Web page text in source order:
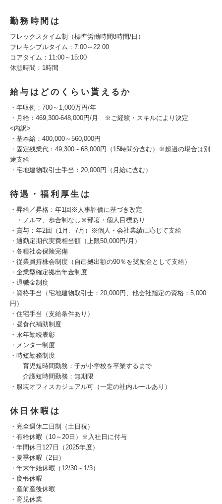
勤務時間は
フレックスタイム制（標準労働時間8時間/日）
フレキシブルタイム：7:00～22:00
コアタイム：11:00～15:00
休憩時間：1時間
給与はどのくらい貰えるか
・年収例：700～1,000万円/年
・月給：469,300-648,000円/月 ※ご経験・スキルにより決定
<内訳>
・基本給：400,000～560,000円
・固定残業代：49,300～68,000円（15時間分含む）※超過の場合は別
途支給
・宅地建物取引士手当：20,000円（月給に含む）
待遇・福利厚生は
・昇給／昇格：年1回※人事評価に基づき改定
・ノルマ、歩合制なし※部署・個人目標あり
・賞与：年2回（1月、7月）※個人・会社業績に応じて支給
・通勤定期代実費相当額（上限50,000円/月）
・各種社会保険完備
・従業員持株会制度（自己拠出額の90％を奨励金として支給）
・企業型確定拠出年金制度
・退職金制度
・資格手当（宅地建物取引士：20,000円、他会社指定の資格：5,000
円）
・住宅手当（支給条件あり）
・昼食代補助制度
・永年勤続表彰
・メンター制度
・時短勤務制度
育児短時間勤務：子が小学校を卒業するまで
介護短時間勤務：無期限
・服装オフィスカジュアル可（一定の社内ルールあり）
休日休暇は
・完全週休二日制（土日祝）
・有給休暇（10～20日）※入社日に付与
・年間休日127日（2025年度）
・夏季休暇（2日）
・年末年始休暇（12/30～1/3）
・慶弔休暇
・産前産後休暇
・育児休業